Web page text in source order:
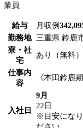
業員
給与 月収例
勤務地 三重県 鈴鹿
寮・社
宅
あり（無料）
仕事内
容
《本田鈴鹿
入社日
9月
22日
※目安にな
ださい